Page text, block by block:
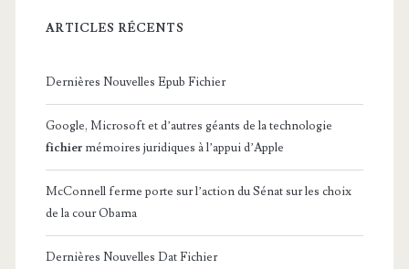
ARTICLES RÉCENTS
Dernières Nouvelles Epub Fichier
Google, Microsoft et d’autres géants de la technologie
fichier mémoires juridiques à l’appui d’Apple
McConnell ferme porte sur l’action du Sénat sur les choix
de la cour Obama
Dernières Nouvelles Dat Fichier